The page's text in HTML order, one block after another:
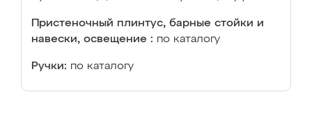
Пристеночный плинтус, барные стойки и
навески, освещение : по каталогу
Ручки: по каталогу